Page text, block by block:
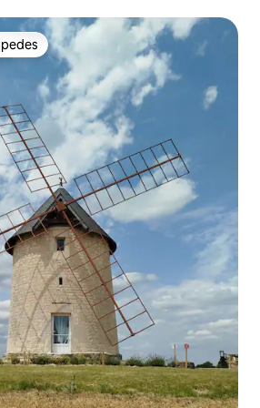
dos hóspedes